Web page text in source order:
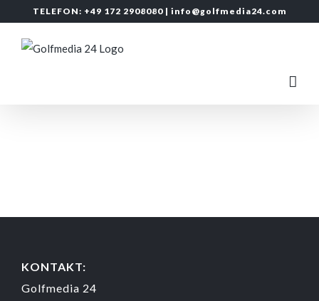
springen
TELEFON: +49 172 2908080 | info@golfmedia24.com
KONTAKT:
Golfmedia 24